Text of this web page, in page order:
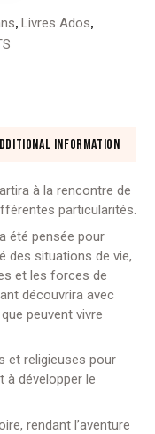
,Livres Ados,
INFORMATION
à la rencontre de
particularités.
été pensée pour
des situations de vie,
et les forces de
découvrira avec
peuvent vivre
et religieuses pour
à développer le
rendant l’aventure